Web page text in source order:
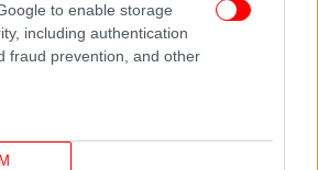
to enable storage
including authentication
fraud prevention, and other